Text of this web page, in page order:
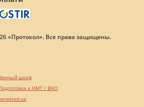
«Протокол». Все права защищены.
шкаф
к НМТ / ВНО